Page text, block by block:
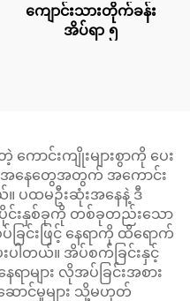
ကျောင်းသားတိုက်ခန်း
အိပ်ရာ ၅
ောင်းကျိုးများစွာကို ပေး
အနေတွေအတွက် အကောင်း
။ ပထမဦးဆုံးအနေနဲ့ ဒီ
းနှစ်ခုကို တစ်ခုတည်းသော
ြင်းဖြင့် နေရာကို ထိရောက်
ပါတယ်။ အိပ်စက်ခြင်းနှင့်
ာများ လိုအပ်ခြင်းအစား
ောင်မှုများ သို့မဟုတ်